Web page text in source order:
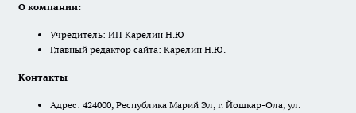
О компании:
Учредитель: ИП Карелин Н.Ю
Главный редактор сайта: Карелин Н.Ю.
Контакты
Адрес: 424000, Республика Марий Эл, г. Йошкар-Ола, ул.